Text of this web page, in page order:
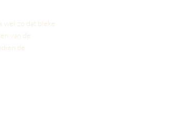
wel zo dat bleke
van de
de